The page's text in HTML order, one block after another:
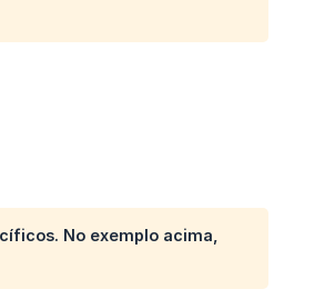
No exemplo acima,